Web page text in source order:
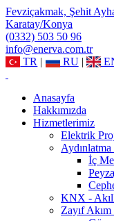
Fevziçakmak, Şehit
Karatay/Konya
(0332) 503 50 96
info@enerva.com.tr
TR | RU |
Anasayfa
Hakkımızda
Hizmetlerimiz
Elektrik
İç
KNX -
Zayıf